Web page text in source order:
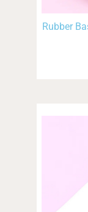
Rubber